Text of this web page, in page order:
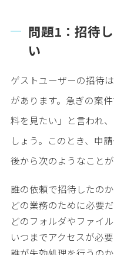
問題1：招待
い
ゲストユーザーの招待
があります。急ぎの案
料を見たい」と言われ
しょう。このとき、申
後から次のようなこと
誰の依頼で招待したのか
どの業務のために必要
どのフォルダやファイ
いつまでアクセスが必